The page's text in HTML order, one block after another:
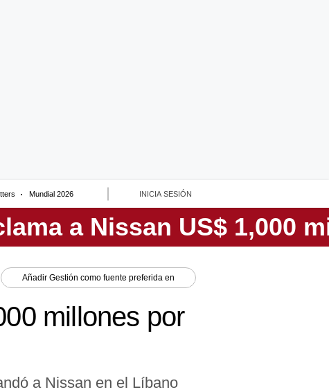
Mundial 2026 INICIA SESIÓN
Añadir Gestión como fuente preferida en
millones por
a Nissan en el Líbano